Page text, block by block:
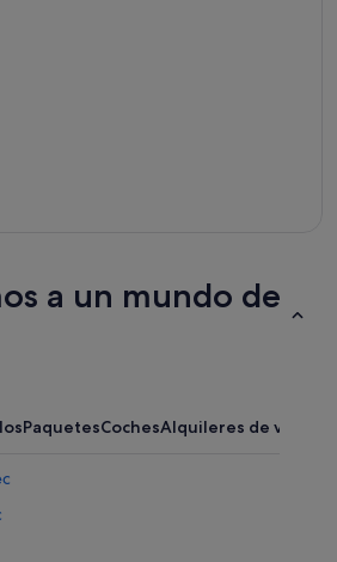
a un mundo de
PaquetesCochesAlquileres de